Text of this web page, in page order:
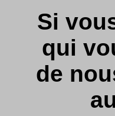
Si
qui
de